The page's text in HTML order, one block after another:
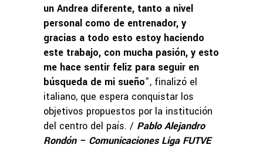
un Andrea diferente, tanto a nivel
personal como de entrenador, y
gracias a todo esto estoy haciendo
este trabajo, con mucha pasión, y esto
me hace sentir feliz para seguir en
búsqueda de mi sueño”, finalizó el
italiano, que espera conquistar los
objetivos propuestos por la institución
del centro del país. / Pablo Alejandro
Rondón – Comunicaciones Liga FUTVE